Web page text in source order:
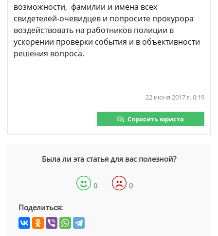
возможности, фамилии и имена всех
свидетелей-очевидцев и попросите прокурора
воздействовать на работников полиции в
ускорении проверки события и в объективности
решения вопроса.
22 июня 2017 г. 0:19
Спросить юриста
Была ли эта статья для вас полезной?
0 0
Поделиться: